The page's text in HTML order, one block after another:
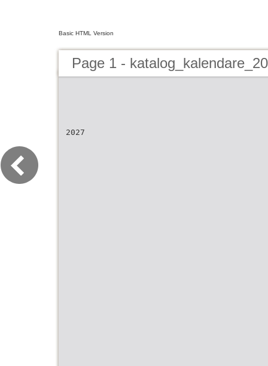
Basic HTML Version
Page 1 -
2027